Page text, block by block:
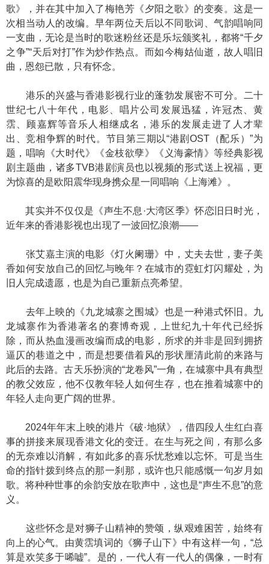
歌》，并在其中加入了梅艳芳《夕阳之歌》的变奏。这是一
次相当动人的改编。早年两位天后以不同歌词、气韵唱响同
一支曲，无论是当时的歌迷粉丝还是乐坛颁奖礼，都将“千夕
之争”“天后对打”作为炒作热点。而如今梅姑仙逝，故人唱旧
曲，恩怨已散，只有怀念。
港乐的兴盛与香港影视行业的蓬勃发展密不可分。二十
世纪七八十年代，电影、唱片公司发展迅猛，许冠杰、黄
霑、顾嘉辉等音乐人相继成名，港乐的发展走进了人才辈
出、竞相争辉的时代。节目第三期以“港剧OST（配乐）”为
题，唱响《大时代》《金枝欲孽》《义海豪情》等经典影视
剧主题曲，诸多TVB港剧演员也以视频的形式送上祝福，更
为惊喜的是欧阳震华现身携众星一同唱响《上海滩》。
其实并不仅仅是《声生不息·大湾区季》怀恋旧日时光，
近年来的香港影视也出现了一波回忆浪潮——
张艾嘉主演的电影《灯火阑珊》中，丈夫去世，妻子美
香如何安放自己的回忆与晚年？在城市的霓虹灯闪耀处，为
旧人完成遗愿，也是为自己重新点亮希望。
去年上映的《九龙城寨之围城》也是一种港式怀旧。九
龙城寨作为香港著名的赛博奇观，上世纪九十年代已经拆
除，而从热血漫画改编而成的电影，所求的并非是回到拥挤
逼仄的巷道之中，而是想要借着风的形状厘清此前的来路与
此后的去路。古天乐扮演的“龙卷风”一角，在城寨中具有典型
的教父效应，他不仅教年轻人如何生存，也在推着城寨中的
年轻人走向更广阔的世界。
2024年年末上映的港片《破·地狱》，借四段人生红白喜
事的拼接来展现香港文化的变迁。在生与死之间，有那么多
的无奈难以消解，有如此多的喜乐忧愁难以忘怀。可是当生
命的指针拨到终点的那一刹那，或许也只能感慨一句岁月如
歌。将种种世事的余韵安放在歌声中，这也是“声生不息”的意
义。
这些怀念是对狮子山精神的赞颂，纵艰难困苦，始终有
向上的心气。由黄霑填词的《狮子山下》中有这样一句，“总
算是欢笑多于唏嘘”。是的，一代人有一代人的偶像，一时有